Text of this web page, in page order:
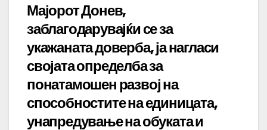
Мајорот Донев,
заблагодарувајќи се за
укажаната доверба, ја нагласи
својата определба за
понатамошен развој на
способностите на единицата,
унапредување на обуката и